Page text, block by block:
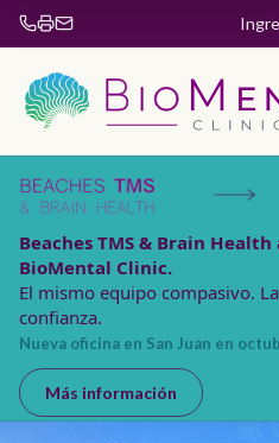
Fax 904-853-5885
Beaches TMS & Brain Health
BioMental Clinic.
El mismo equipo compasivo.
confianza.
Nueva oficina en San Juan en
Más información